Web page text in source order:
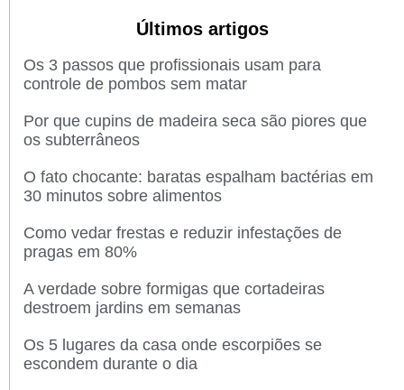
Últimos artigos
Os 3 passos que profissionais usam para
controle de pombos sem matar
Por que cupins de madeira seca são piores que
os subterrâneos
O fato chocante: baratas espalham bactérias em
30 minutos sobre alimentos
Como vedar frestas e reduzir infestações de
pragas em 80%
A verdade sobre formigas que cortadeiras
destroem jardins em semanas
Os 5 lugares da casa onde escorpiões se
escondem durante o dia